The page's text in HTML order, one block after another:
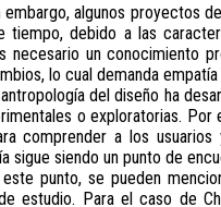
embargo, algunos proyectos
tiempo, debido a las
necesario un conocimiento
lo cual demanda
del diseño ha
o exploratorias. Por
comprender a los
sigue siendo un punto de
este punto, se pueden
estudio. Para el caso de